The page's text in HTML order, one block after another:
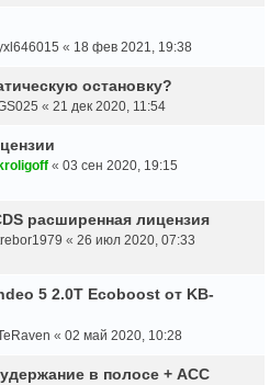
« 18 фев 2021, 19:38
остановку?
« 21 дек 2020, 11:54
kroligoff « 03 сен 2020, 19:15
расширенная лицензия
« 26 июл 2020, 07:33
5 2.0T Ecoboost от KB-
« 02 май 2020, 10:28
в полосе + АСС